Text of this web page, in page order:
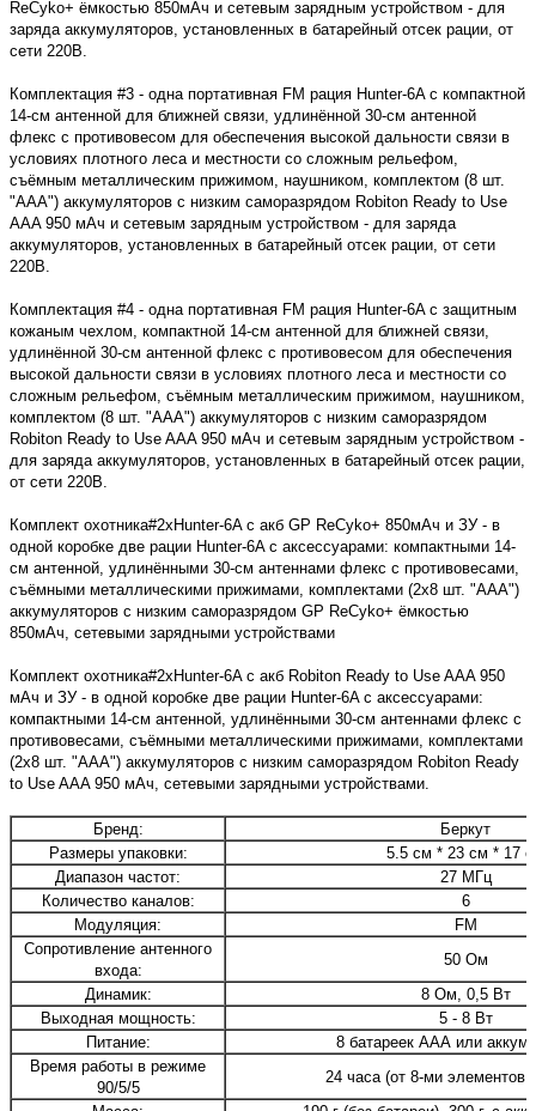
ReCyko+ ёмкостью 850мАч и сетевым зарядным устройством - для
заряда аккумуляторов, установленных в батарейный отсек рации, от
сети 220В.
Комплектация #3 - одна портативная FM рация Hunter-6A с компактной
14-см антенной для ближней связи, удлинённой 30-см антенной
флекс с противовесом для обеспечения высокой дальности связи в
условиях плотного леса и местности со сложным рельефом,
съёмным металлическим прижимом, наушником, комплектом (8 шт.
"ААА") аккумуляторов с низким саморазрядом Robiton Ready to Use
AAA 950 мАч и сетевым зарядным устройством - для заряда
аккумуляторов, установленных в батарейный отсек рации, от сети
220В.
Комплектация #4 - одна портативная FM рация Hunter-6A с защитным
кожаным чехлом, компактной 14-см антенной для ближней связи,
удлинённой 30-см антенной флекс с противовесом для обеспечения
высокой дальности связи в условиях плотного леса и местности со
сложным рельефом, съёмным металлическим прижимом, наушником,
комплектом (8 шт. "ААА") аккумуляторов с низким саморазрядом
Robiton Ready to Use AAA 950 мАч и сетевым зарядным устройством -
для заряда аккумуляторов, установленных в батарейный отсек рации,
от сети 220В.
Комплект охотника#2xHunter-6A с акб GP ReCyko+ 850мАч и ЗУ - в
одной коробке две рации Hunter-6A с аксессуарами: компактными 14-
см антенной, удлинёнными 30-см антеннами флекс с противовесами,
съёмными металлическими прижимами, комплектами (2х8 шт. "ААА")
аккумуляторов с низким саморазрядом GP ReCyko+ ёмкостью
850мАч, сетевыми зарядными устройствами
Комплект охотника#2xHunter-6A с акб Robiton Ready to Use AAA 950
мАч и ЗУ - в одной коробке две рации Hunter-6A с аксессуарами:
компактными 14-см антенной, удлинёнными 30-см антеннами флекс с
противовесами, съёмными металлическими прижимами, комплектами
(2х8 шт. "ААА") аккумуляторов с низким саморазрядом Robiton Ready
to Use AAA 950 мАч, сетевыми зарядными устройствами.
Бренд:
Беркут
Размеры упаковки:
5.5 см * 23 см * 17
Диапазон частот:
27 МГц
Количество каналов:
6
Модуляция:
FМ
Сопротивление антенного
входа:
50 Ом
Динамик:
8 Ом, 0,5 Вт
Выходная мощность:
5 - 8 Вт
Питание:
8 батареек ААА или
Время работы в режиме
90/5/5
24 часа (от 8-ми элементов